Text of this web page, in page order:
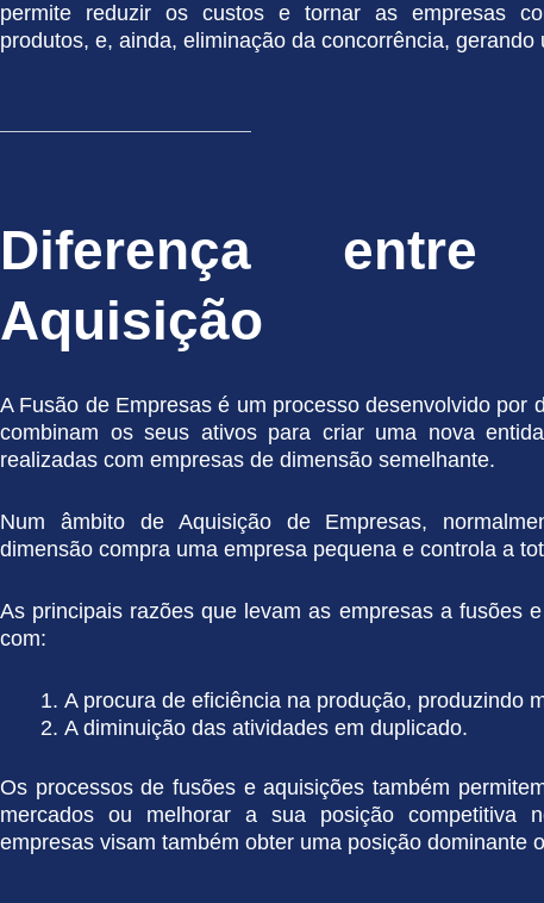
permite reduzir os custos e tornar as empresas
produtos, e, ainda, eliminação da concorrência,
Diferença
Aquisição
A Fusão de Empresas é um processo desenvolvido por
combinam os seus ativos para criar uma nova
realizadas com empresas de dimensão semelhante.
Num âmbito de Aquisição de Empresas,
dimensão compra uma empresa pequena e controla a
As principais razões que levam as empresas a fusões
com:
A procura de eficiência na produção, produzindo
A diminuição das atividades em duplicado.
Os processos de fusões e aquisições também
mercados ou melhorar a sua posição competitiva
empresas visam também obter uma posição dominante